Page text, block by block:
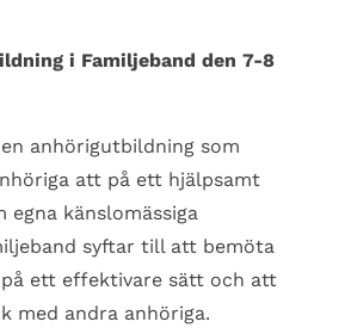
i Familjeband den 7-8
anhörigutbildning som
att på ett hjälpsamt
egna känslomässiga
syftar till att bemöta
ett effektivare sätt och att
med andra anhöriga.